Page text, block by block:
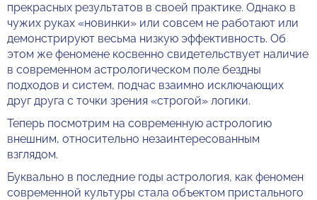
прекрасных результатов в своей практике. Однако в
чужих руках «новинки» или совсем не работают или
демонстрируют весьма низкую эффективность. Об
этом же феномене косвенно свидетельствует наличие
в современном астрологическом поле бездны
подходов и систем, подчас взаимно исключающих
друг друга с точки зрения «строгой» логики.
Теперь посмотрим на современную астрологию
внешним, относительно незаинтересованным
взглядом.
Буквально в последние годы астрология, как феномен
современной культуры стала объектом пристального